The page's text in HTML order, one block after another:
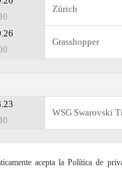
Zürich
Grasshopper
WSG Swarovski
acepta la Política de